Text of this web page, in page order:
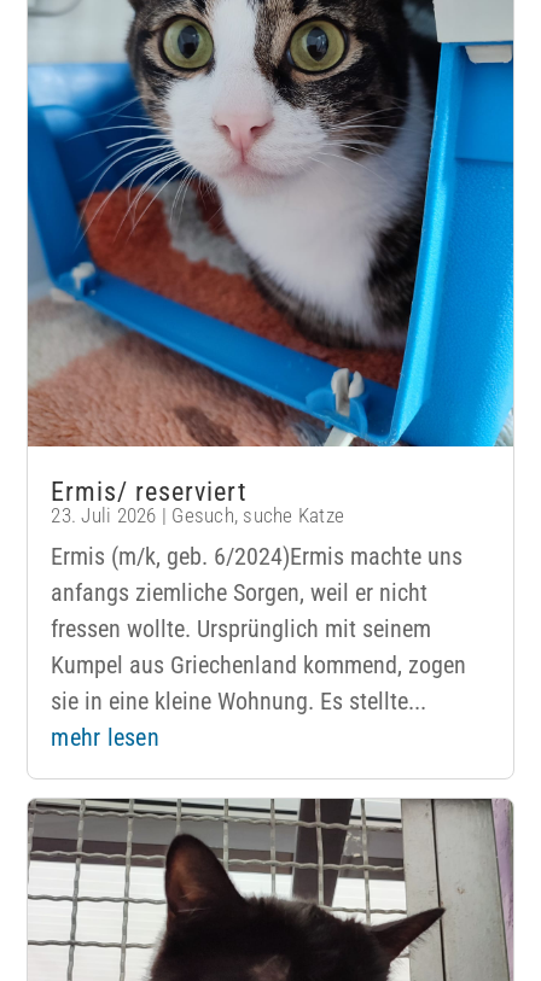
Ermis/ reserviert
23. Juli 2026 | Gesuch, suche Katze
Ermis (m/k, geb. 6/2024)Ermis machte uns
anfangs ziemliche Sorgen, weil er nicht
fressen wollte. Ursprünglich mit seinem
Kumpel aus Griechenland kommend, zogen
sie in eine kleine Wohnung. Es stellte...
mehr lesen